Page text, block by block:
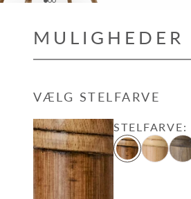
MULIGHEDER
VÆLG STELFARVE
STELFARVE: